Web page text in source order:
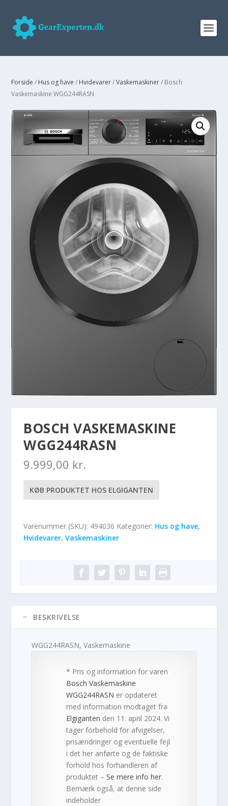
Forside / Hus og have / Hvidevarer/Vaskemaskiner/ Bosch
Vaskemaskine WGG244RASN
BOSCH VASKEMASKINE
WGG244RASN
9.999,00 kr.
KØB PRODUKTET HOS ELGIGANTEN
Varenummer (SKU): 494036 Kategorier: Hus og have,
Hvidevarer,Vaskemaskiner
BESKRIVELSE
WGG244RASN, Vaskemaskine
* Pris og information for varen
Bosch Vaskemaskine
WGG244RASN er opdateret
med information modtaget fra
Elgiganten den 11. april 2024. Vi
tager forbehold for afvigelser,
prisændringer og eventuelle fejl
i det her anførte og de faktiske
forhold hos forhandleren af
produktet –Se mere info her.
Bemærk også, at denne side
indeholder